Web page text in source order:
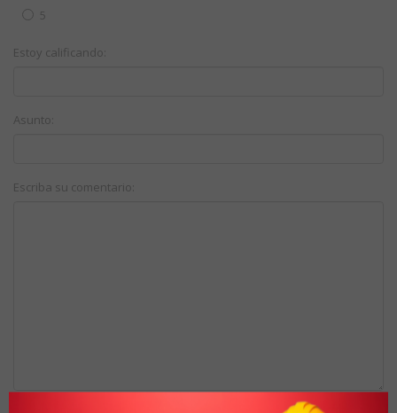
5
Estoy calificando:
Asunto:
Escriba su comentario: